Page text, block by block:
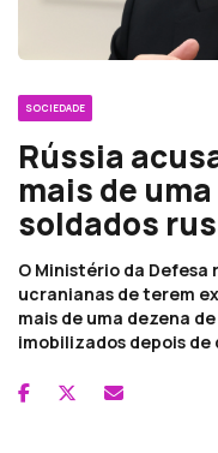
SOCIEDADE
Rússia
mais de
soldados
O Ministério da Defesa
ucranianas de terem
mais de uma dezena
imobilizados depois de